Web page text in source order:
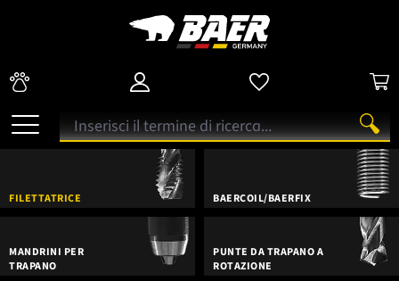
FILETTATRICE BAERCOIL/BAERFIX
MANDRINI PER
TRAPANO
PUNTE DA TRAPANO A
ROTAZIONE